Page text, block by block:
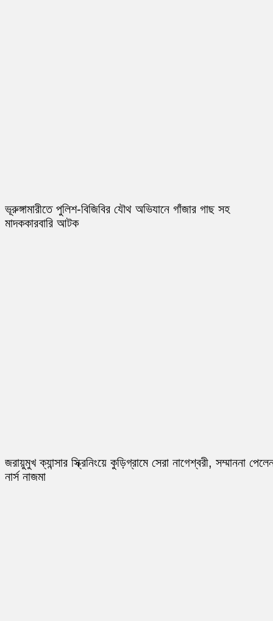
ভূরুঙ্গামারীতে পুলিশ-বিজিবির যৌথ অভিযানে গাঁজার গাছ সহ
মাদককারবারি আটক
জরায়ুমুখ ক্যান্সার স্ক্রিনিংয়ে কুড়িগ্রামে সেরা নাগেশ্বরী, সম্মাননা
নার্স নাজমা